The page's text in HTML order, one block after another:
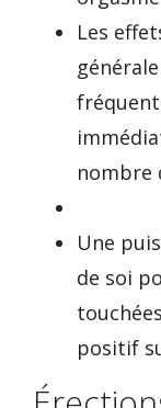
Les
nombre
Une
de soi
positif